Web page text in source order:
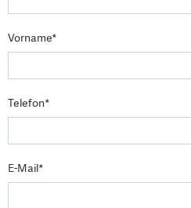
Vorname*
Telefon*
E-Mail*